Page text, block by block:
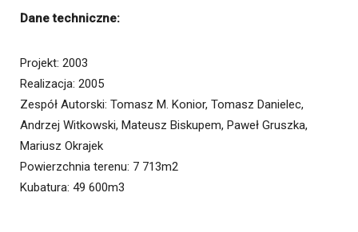
Dane techniczne:
Projekt: 2003
Realizacja: 2005
Zespół Autorski: Tomasz M. Konior, Tomasz Danielec,
Andrzej Witkowski, Mateusz Biskupem, Paweł Gruszka,
Mariusz Okrajek
Powierzchnia terenu: 7 713m2
Kubatura: 49 600m3